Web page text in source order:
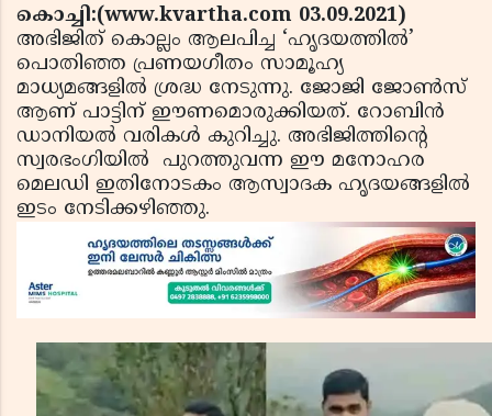
കൊച്ചി:(www.kvartha.com 03.09.2021)
അഭിജിത് കൊല്ലം ആലപിച്ച ‘ഹൃദയത്തിൽ’
പൊതിഞ്ഞ പ്രണയഗീതം സാമൂഹ്യ
മാധ്യമങ്ങളിൽ ശ്രദ്ധ നേടുന്നു. ജോജി ജോൺസ്
ആണ് പാട്ടിന് ഈണമൊരുക്കിയത്. റോബിൻ
ഡാനിയൽ വരികള്‍ കുറിച്ചു. അഭിജിത്തിന്റെ
സ്വരഭംഗിയിൽ പുറത്തുവന്ന ഈ മനോഹര
മെലഡി ഇതിനോടകം ആസ്വാദക ഹൃദയങ്ങളിൽ
ഇടം നേടിക്കഴിഞ്ഞു.